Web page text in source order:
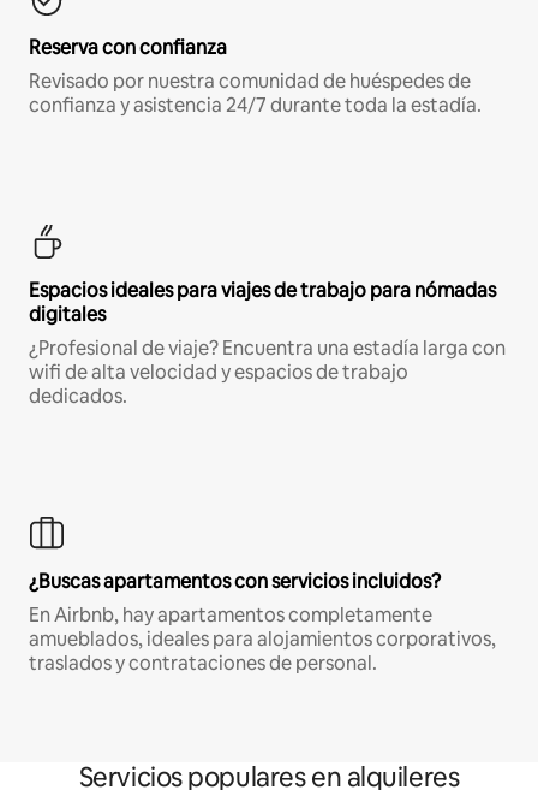
Reserva con confianza
Revisado por nuestra comunidad de huéspedes de
confianza y asistencia 24/7 durante toda la estadía.
Espacios ideales para viajes de trabajo para nómadas
digitales
¿Profesional de viaje? Encuentra una estadía larga con
wifi de alta velocidad y espacios de trabajo
dedicados.
¿Buscas apartamentos con servicios incluidos?
En Airbnb, hay apartamentos completamente
amueblados, ideales para alojamientos corporativos,
traslados y contrataciones de personal.
Servicios populares en alquileres